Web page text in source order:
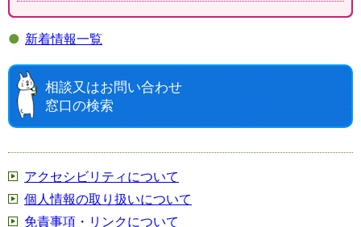
● 新着情報一覧
相談又はお問い合わせ
窓口の検索
アクセシビリティについて
個人情報の取り扱いについて
免責事項・リンクについて